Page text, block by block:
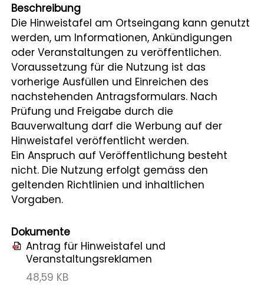
Freizeit/Kultur
Leben
Startseite
Aktuelles
Online-Schalter
Kontakt
Beschreibung
Die Hinweistafel am Ortseingang kann genutzt
werden, um Informationen, Ankündigungen
oder Veranstaltungen zu veröffentlichen.
Voraussetzung für die Nutzung ist das
vorherige Ausfüllen und Einreichen des
nachstehenden Antragsformulars. Nach
Prüfung und Freigabe durch die
Bauverwaltung darf die Werbung auf der
Hinweistafel veröffentlicht werden.
Ein Anspruch auf Veröffentlichung besteht
nicht. Die Nutzung erfolgt gemäss den
geltenden Richtlinien und inhaltlichen
Vorgaben.
Dokumente
Antrag für Hinweistafel und
Veranstaltungsreklamen
48,59 KB